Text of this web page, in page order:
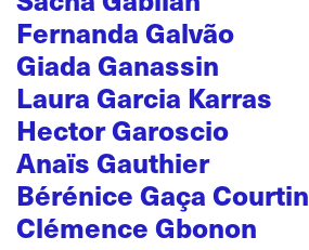
Fernanda Galvão
Giada Ganassin
Laura Garcia Karras
Hector Garoscio
Anaïs Gauthier
Bérénice Gaça Courtin
Clémence Gbonon